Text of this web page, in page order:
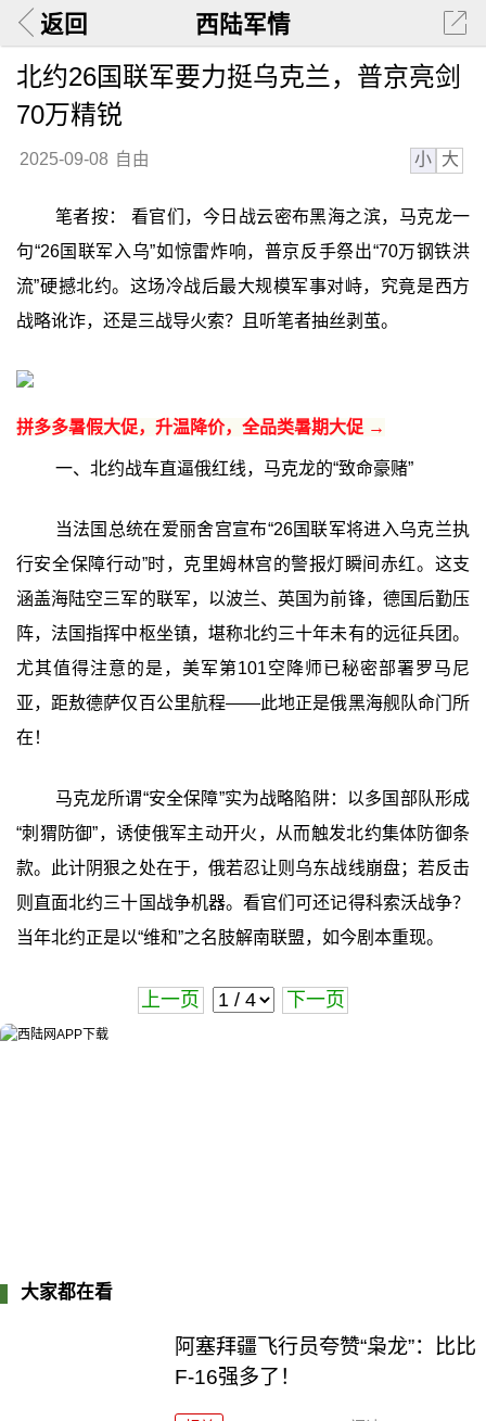
返回 西陆军情
北约26国联军要力挺乌克兰，普京亮剑
70万精锐
2025-09-08 自由 小 大
笔者按： 看官们，今日战云密布黑海之滨，马克龙一
句“26国联军入乌”如惊雷炸响，普京反手祭出“70万钢铁洪
流”硬撼北约。这场冷战后最大规模军事对峙，究竟是西方
战略讹诈，还是三战导火索？且听笔者抽丝剥茧。
拼多多暑假大促，升温降价，全品类暑期大促 →
一、北约战车直逼俄红线，马克龙的“致命豪赌”
当法国总统在爱丽舍宫宣布“26国联军将进入乌克兰执
行安全保障行动”时，克里姆林宫的警报灯瞬间赤红。这支
涵盖海陆空三军的联军，以波兰、英国为前锋，德国后勤压
阵，法国指挥中枢坐镇，堪称北约三十年未有的远征兵团。
尤其值得注意的是，美军第101空降师已秘密部署罗马尼
亚，距敖德萨仅百公里航程——此地正是俄黑海舰队命门所
在！
马克龙所谓“安全保障”实为战略陷阱：以多国部队形成
“刺猬防御”，诱使俄军主动开火，从而触发北约集体防御条
款。此计阴狠之处在于，俄若忍让则乌东战线崩盘；若反击
则直面北约三十国战争机器。看官们可还记得科索沃战争？
当年北约正是以“维和”之名肢解南联盟，如今剧本重现。
上一页 下一页
大家都在看
阿塞拜疆飞行员夸赞“枭龙”：比比
F-16强多了！